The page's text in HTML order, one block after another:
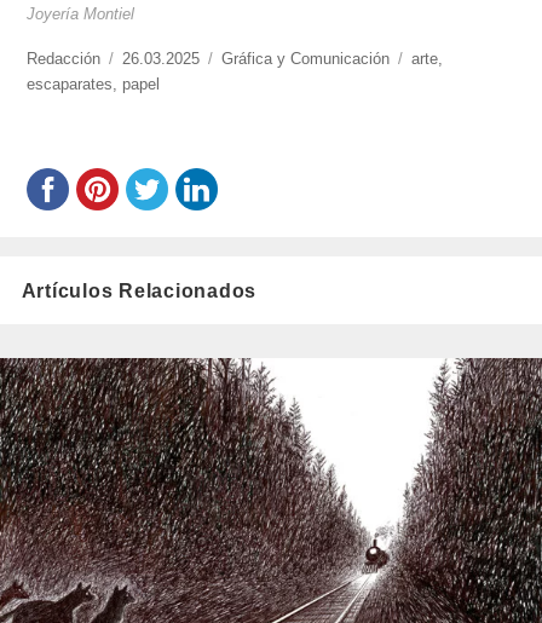
Joyería Montiel
https://www.experimenta.es/author/redaccion/
Redacción
Publicado
el
26.03.2025 Categorías
Gráfica y Comunicación Etiquetas
arte
escaparates
papel
Artículos Relacionados